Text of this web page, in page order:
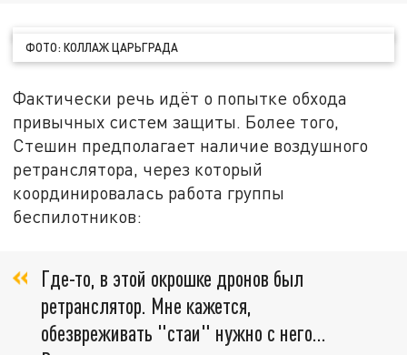
ФОТО: КОЛЛАЖ ЦАРЬГРАДА
Фактически речь идёт о попытке обхода
привычных систем защиты. Более того,
Стешин предполагает наличие воздушного
ретранслятора, через который
координировалась работа группы
беспилотников:
Где-то, в этой окрошке дронов был
ретранслятор. Мне кажется,
обезвреживать "стаи" нужно с него…